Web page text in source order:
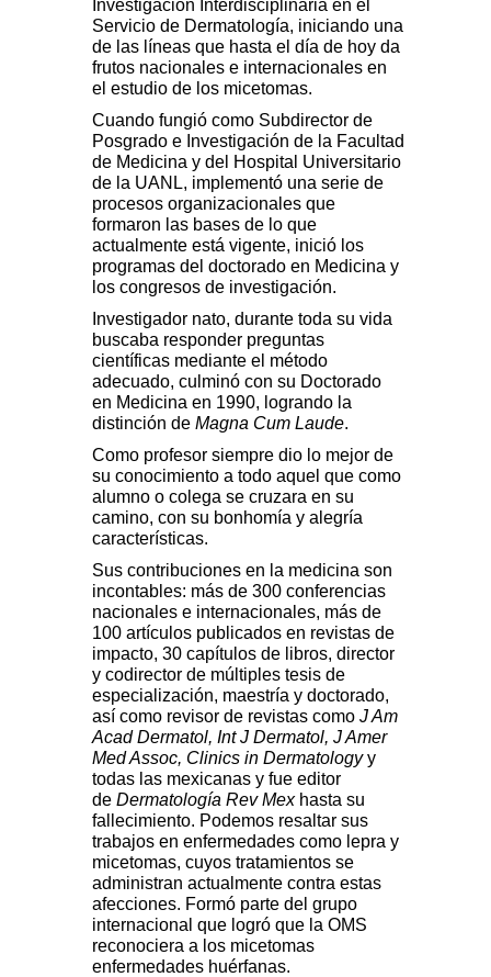
Investigación Interdisciplinaria en el
Servicio de Dermatología, iniciando una
de las líneas que hasta el día de hoy da
frutos nacionales e internacionales en
el estudio de los micetomas.
Cuando fungió como Subdirector de
Posgrado e Investigación de la Facultad
de Medicina y del Hospital Universitario
de la UANL, implementó una serie de
procesos organizacionales que
formaron las bases de lo que
actualmente está vigente, inició los
programas del doctorado en Medicina y
los congresos de investigación.
Investigador nato, durante toda su vida
buscaba responder preguntas
científicas mediante el método
adecuado, culminó con su Doctorado
en Medicina en 1990, logrando la
distinción de Magna Cum Laude.
Como profesor siempre dio lo mejor de
su conocimiento a todo aquel que como
alumno o colega se cruzara en su
camino, con su bonhomía y alegría
características.
Sus contribuciones en la medicina son
incontables: más de 300 conferencias
nacionales e internacionales, más de
100 artículos publicados en revistas de
impacto, 30 capítulos de libros, director
y codirector de múltiples tesis de
especialización, maestría y doctorado,
así como revisor de revistas como J Am
Acad Dermatol, Int J Dermatol, J Amer
Med Assoc, Clinics in Dermatologyy
todas las mexicanas y fue editor
de Dermatología Rev Mexhasta su
fallecimiento. Podemos resaltar sus
trabajos en enfermedades como lepra y
micetomas, cuyos tratamientos se
administran actualmente contra estas
afecciones. Formó parte del grupo
internacional que logró que la OMS
reconociera a los micetomas
enfermedades huérfanas.